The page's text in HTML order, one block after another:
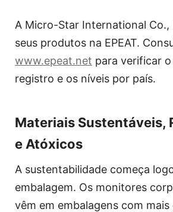
A Micro-Star International Co.,
seus produtos na EPEAT.
www.epeat.net para verificar
registro e os níveis por país.
Materiais Sustentáveis,
e Atóxicos
A sustentabilidade começa
embalagem. Os monitores
vêm em embalagens com mais